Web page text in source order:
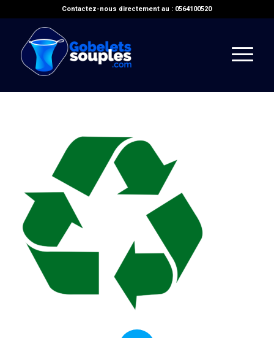
Contactez-nous directement au : 0564100520